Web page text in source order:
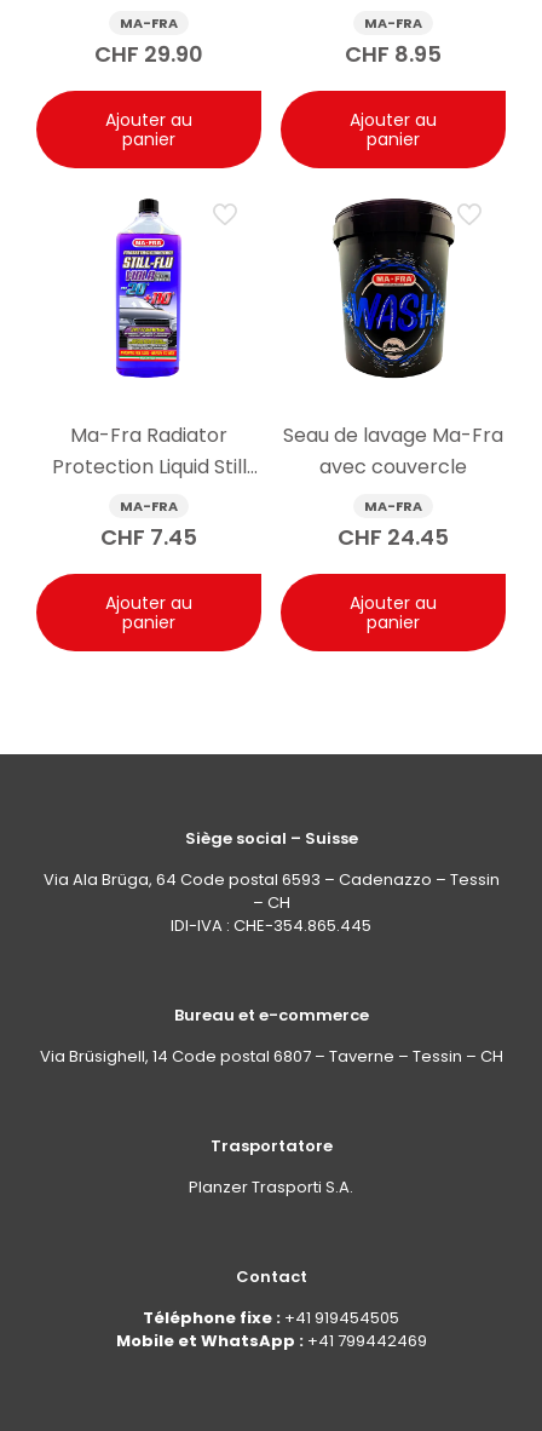
Cleaner 5kg
MA-FRA
CHF 29.90
Ajouter au
panier
Glass Clean & Shine
spray 500ml
MA-FRA
CHF 8.95
Ajouter au
panier
Ma-Fra Radiator
Protection Liquid Still
Flu Universal Violet -20
°C 1000 ml
MA-FRA
CHF 7.45
Ajouter au
panier
Seau de lavage Ma-Fra
avec couvercle
MA-FRA
CHF 24.45
Ajouter au
panier
Siège social – Suisse
Via Ala Brüga, 64 Code postal 6593 – Cadenazzo – Tessin
– CH
IDI-IVA : CHE-354.865.445
Bureau et e-commerce
Via Brüsighell, 14 Code postal 6807 – Taverne – Tessin – CH
Trasportatore
Planzer Trasporti S.A.
Contact
Téléphone fixe : +41 919454505
Mobile et WhatsApp : +41 799442469